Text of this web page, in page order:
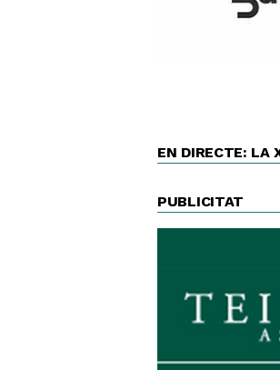
EN DIRECTE: LA
PUBLICITAT